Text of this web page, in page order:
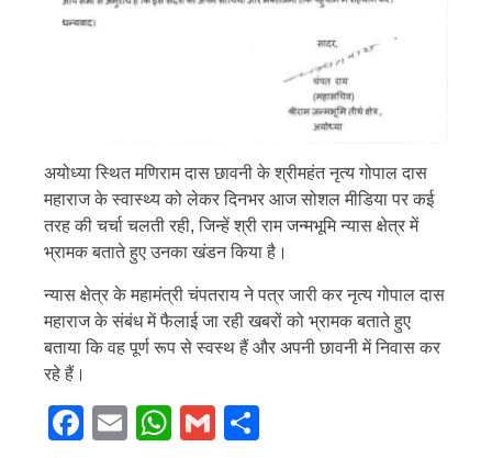
अयोध्या स्थित मणिराम दास छावनी के श्रीमहंत नृत्य गोपाल दास
महाराज के स्वास्थ्य को लेकर दिनभर आज सोशल मीडिया पर कई
तरह की चर्चा चलती रही, जिन्हें श्री राम जन्मभूमि न्यास क्षेत्र में
भ्रामक बताते हुए उनका खंडन किया है।
न्यास क्षेत्र के महामंत्री चंपतराय ने पत्र जारी कर नृत्य गोपाल दास
महाराज के संबंध में फैलाई जा रही खबरों को भ्रामक बताते हुए
बताया कि वह पूर्ण रूप से स्वस्थ हैं और अपनी छावनी में निवास कर
रहे हैं।
Facebook
EmailWhatsApp
Gmail